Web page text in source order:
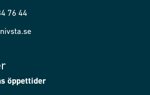
76 44
öppettider